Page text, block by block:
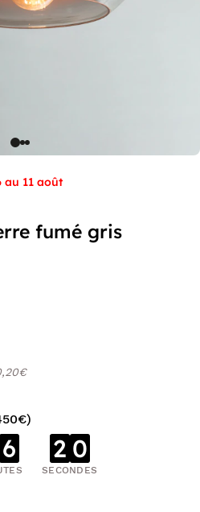
au 11 août
fumé gris
6 2 0
SECONDES